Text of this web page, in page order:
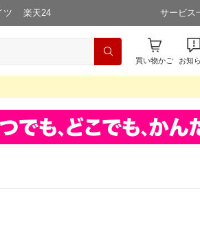
ツ 楽天24 サービス
買い物かご お知